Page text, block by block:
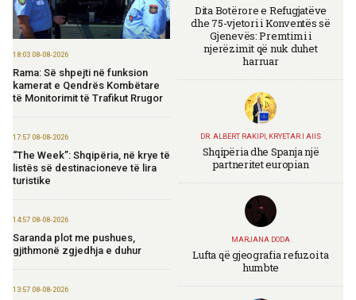
18:03 08-08-2026
Rama: Së shpejti në funksion
kamerat e Qendrës Kombëtare
të Monitorimit të Trafikut Rrugor
17:57 08-08-2026
“The Week”: Shqipëria, në krye të
listës së destinacioneve të lira
turistike
14:57 08-08-2026
Saranda plot me pushues,
gjithmonë zgjedhja e duhur
13:57 08-08-2026
Dita Botërore e Refugjatëve
dhe 75-vjetori i Konventës së
Gjenevës: Premtimi i
njerëzimit që nuk duhet
harruar
DR. ALBERT RAKIPI, KRYETAR I AIIS
Shqipëria dhe Spanja një
partneritet europian
MARJANA DODA
Lufta që gjeografia refuzoi ta
humbte